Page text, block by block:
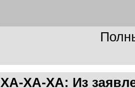
ХА-ХА-ХА: Из